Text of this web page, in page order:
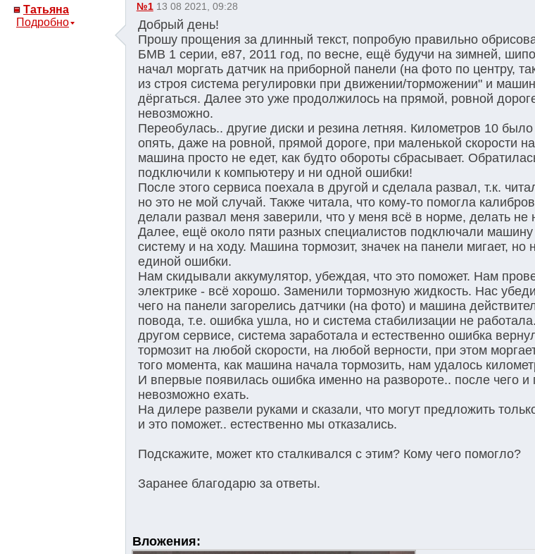
Татьяна
Подробно
№1 13 08 2021, 09:28
Добрый день!
Прошу прощения за длинный текст, попробую правильно
БМВ 1 серии, е87, 2011 год, по весне, ещё будучи на зимней,
начал моргать датчик на приборной панели (на фото по центру,
из строя система регулировки при движении/торможении" и
дёргаться. Далее это уже продолжилось на прямой, ровной
невозможно.
Переобулась.. другие диски и резина летняя. Километров 10
опять, даже на ровной, прямой дороге, при маленькой скорости
машина просто не едет, как будто обороты сбрасывает.
подключили к компьютеру и ни одной ошибки!
После этого сервиса поехала в другой и сделала развал, т.к.
но это не мой случай. Также читала, что кому-то помогла
делали развал меня заверили, что у меня всё в норме, делать не
Далее, ещё около пяти разных специалистов подключали машину
систему и на ходу. Машина тормозит, значек на панели мигает, но
единой ошибки.
Нам скидывали аккумулятор, убеждая, что это поможет. Нам
электрике - всё хорошо. Заменили тормозную жидкость. Нас
чего на панели загорелись датчики (на фото) и машина
повода, т.е. ошибка ушла, но и система стабилизации не
другом сервисе, система заработала и естественно ошибка
тормозит на любой скорости, на любой верности, при этом
того момента, как машина начала тормозить, нам удалось
И впервые появилась ошибка именно на развороте.. после чего
невозможно ехать.
На дилере развели руками и сказали, что могут предложить
и это поможет.. естественно мы отказались.
Подскажите, может кто сталкивался с этим? Кому чего помогло?
Заранее благодарю за ответы.
Вложения: